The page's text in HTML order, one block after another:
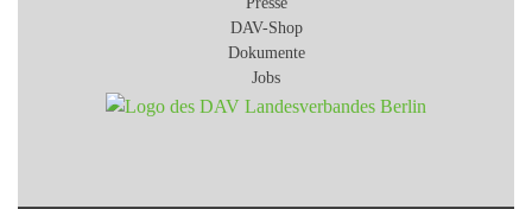
DAV-Shop
Dokumente
Jobs